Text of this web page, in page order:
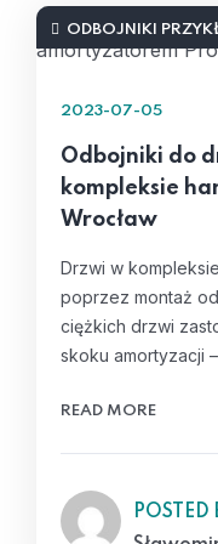
ODBOJNIKI
2023-07-05
Odbojniki do
kompleksie
Wrocław
Drzwi w
poprzez montaż
ciężkich drzwi
skoku amortyzacji
READ MORE
POSTED